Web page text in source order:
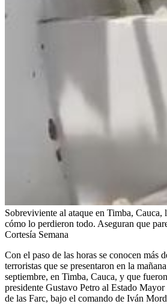
Sobreviviente al ataque en Timba,
cómo lo perdieron todo. Aseguran que
Cortesía Semana
Con el paso de las horas se conocen más
terroristas que se presentaron en la
septiembre, en Timba, Cauca, y que
presidente Gustavo Petro al Estado
de las Farc, bajo el comando de Iván